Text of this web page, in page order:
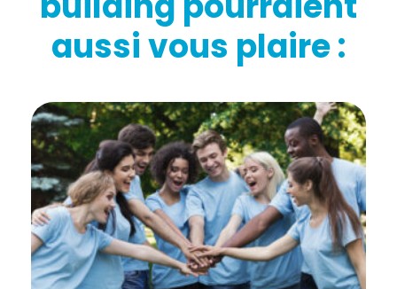
aussi vous plaire :